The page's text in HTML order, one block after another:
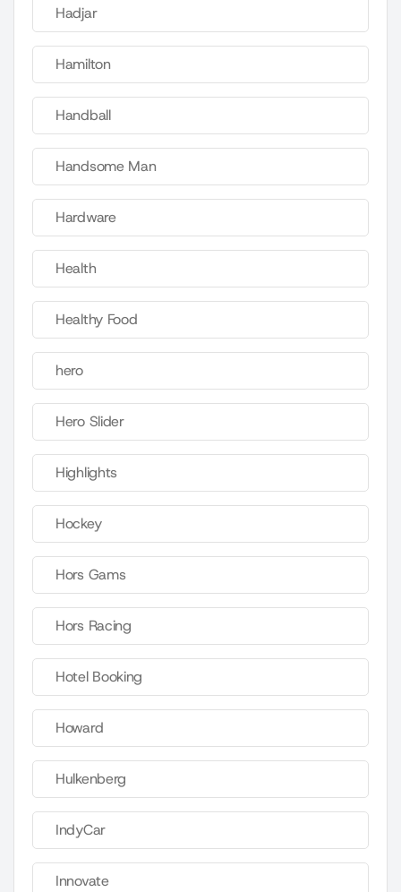
Hadjar
Hamilton
Handball
Handsome Man
Hardware
Health
Healthy Food
hero
Hero Slider
Highlights
Hockey
Hors Gams
Hors Racing
Hotel Booking
Howard
Hulkenberg
IndyCar
Innovate